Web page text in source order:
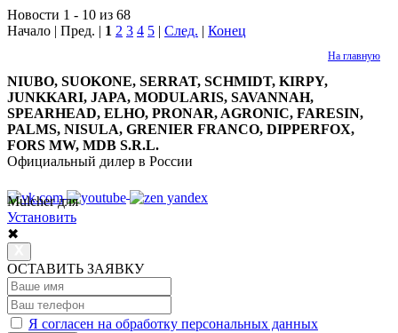
Новости 1 - 10 из 68
Начало | Пред. | 1 2 3 4 5 | След. | Конец
На главную
NIUBO, SUOKONE, SERRAT, SCHMIDT, KIRPY,
JUNKKARI, JAPA, MODULARIS, SAVANNAH,
SPEARHEAD, ELHO, PRONAR, AGRONIC, FARESIN,
PALMS, NISULA, GRENIER FRANCO, DIPPERFOX,
FORS MW, MDB S.R.L.
Официальный дилер в России
8 800 7777 152
Mulcher для
Установить
✖
ОСТАВИТЬ ЗАЯВКУ
Я согласен на обработку персональных данных